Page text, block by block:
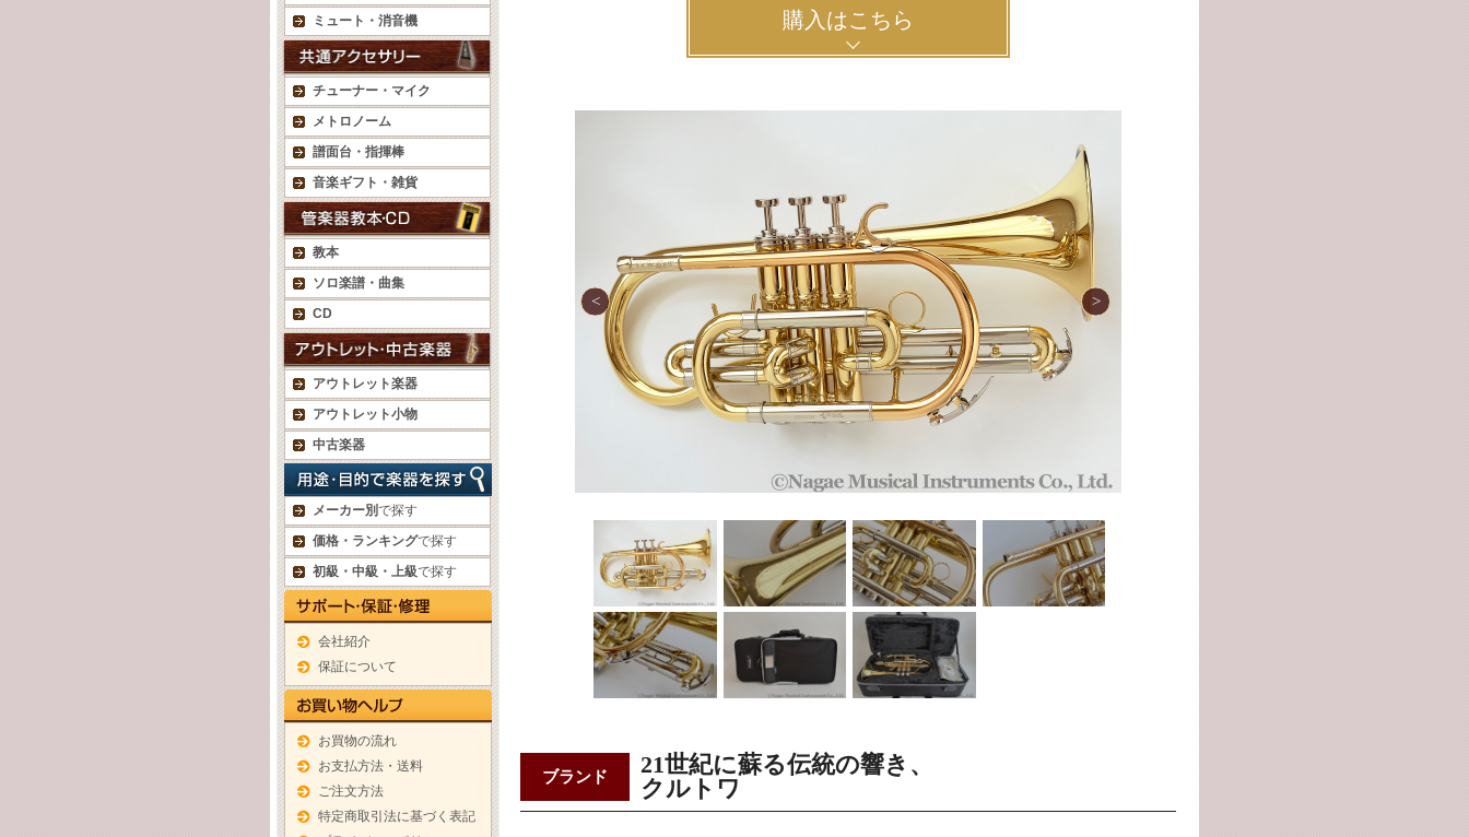
ミュート・消音機
チューナー・マイク
メトロノーム
譜面台・指揮棒
音楽ギフト・雑貨
教本
ソロ楽譜・曲集
CD
アウトレット楽器
アウトレット小物
中古楽器
メーカー別で探す
価格・ランキングで探す
初級・中級・上級で探す
会社紹介
保証について
お買物の流れ
お支払方法・送料
ご注文方法
特定商取引法に基づく表記
購入はこちら
ブランド
21世紀に蘇る伝統の響き、
クルトワ